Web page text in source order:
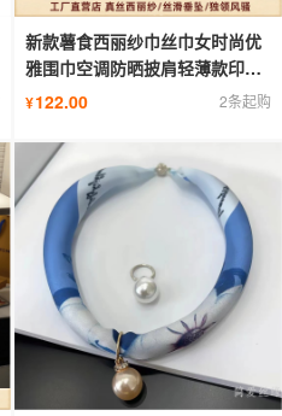
新款薯食西丽纱巾丝巾女时尚优
雅围巾空调防晒披肩轻薄款印花
长巾
¥122.00 2条起购